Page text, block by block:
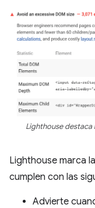
Lighthouse
Lighthouse marca
cumplen con las
Advierte